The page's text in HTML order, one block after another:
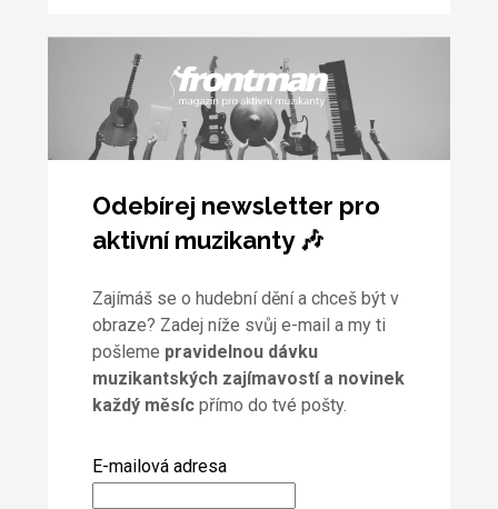
Odebírej newsletter pro
aktivní muzikanty 🎶
Zajímáš se o hudební dění a chceš být v
obraze? Zadej níže svůj e-mail a my ti
pošleme pravidelnou dávku
muzikantských zajímavostí a novinek
každý měsícpřímo do tvé pošty.
E-mailová adresa